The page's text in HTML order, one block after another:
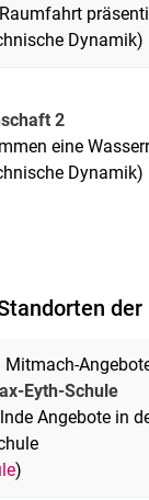
Dynamik)
2
eine
Dynamik)
der
Mitmach-
Eyth-Schule
Angebote in
)